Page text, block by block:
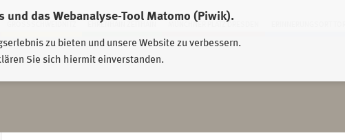
und das Webanalyse-Tool Matomo (Piwik).
zu bieten und unsere Website zu verbessern.
Sie sich hiermit einverstanden.
EHRENHAIN ZEITHAIN MÜNCHNER PLATZ DRESDEN